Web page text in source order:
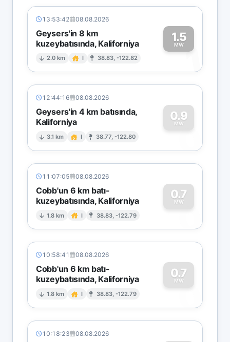
13:53:42 08.08.2026
Geysers'in 8 km
kuzeybatısında, Kaliforniya
2.0 km I 38.83, -122.82
1.5
MW1
12:44:16 08.08.2026
Geysers'in 4 km batısında,
Kaliforniya
3.1 km I 38.77, -122.80
0.9
MW
0
11:07:05 08.08.2026
Cobb'un 6 km batı-
kuzeybatısında, Kaliforniya
1.8 km I 38.83, -122.79
0.7
MW
0
10:58:41 08.08.2026
Cobb'un 6 km batı-
kuzeybatısında, Kaliforniya
1.8 km I 38.83, -122.79
0.7
MW
0
10:18:23 08.08.2026